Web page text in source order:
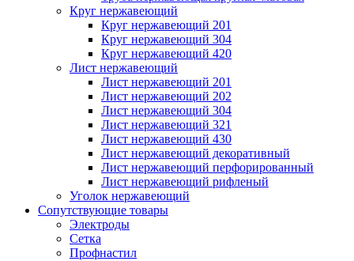
Круг нержавеющий
Круг нержавеющий 201
Круг нержавеющий 304
Круг нержавеющий 420
Лист нержавеющий
Лист нержавеющий 201
Лист нержавеющий 202
Лист нержавеющий 304
Лист нержавеющий 321
Лист нержавеющий 430
Лист нержавеющий декоративный
Лист нержавеющий перфорированный
Лист нержавеющий рифленый
Уголок нержавеющий
Cопутствующие товары
Электроды
Сетка
Профнастил